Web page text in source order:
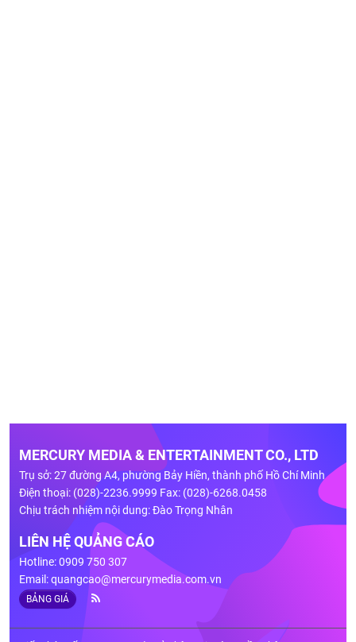
MERCURY MEDIA & ENTERTAINMENT CO., LTD
Trụ sở: 27 đường A4, phường Bảy Hiền, thành phố Hồ Chí Minh
Điện thoại: (028)-2236.9999 Fax: (028)-6268.0458
Chịu trách nhiệm nội dung: Đào Trọng Nhân
LIÊN HỆ QUẢNG CÁO
Hotline: 0909 750 307
Email:quangcao@mercurymedia.com.vn
BẢNG GIÁ